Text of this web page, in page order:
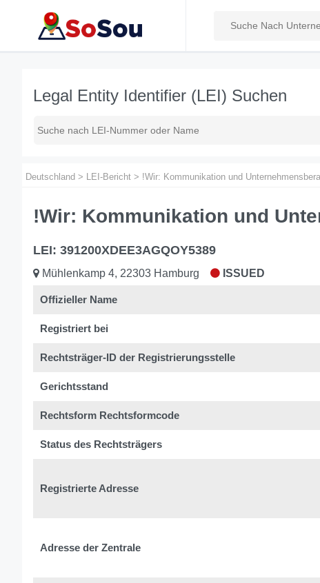
Legal Entity Identifier (LEI) Suchen
Deutschland > LEI-Bericht > !Wir: Kommunikation und
!Wir: Kommunikation und
LEI: 391200XDEE3AGQOY5389
Mühlenkamp 4, 22303 Hamburg ISSUED
Offizieller Name
Registriert bei
Rechtsträger-ID der Registrierungsstelle
Gerichtsstand
Rechtsform Rechtsformcode
Status des Rechtsträgers
Registrierte Adresse
Adresse der Zentrale